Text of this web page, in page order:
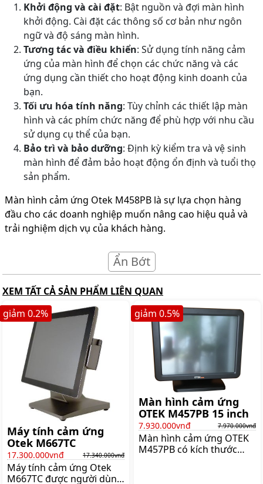
Khởi động và cài đặt: Bật nguồn và đợi màn hình
khởi động. Cài đặt các thông số cơ bản như ngôn
ngữ và độ sáng màn hình.
Tương tác và điều khiển: Sử dụng tính năng cảm
ứng của màn hình để chọn các chức năng và các
ứng dụng cần thiết cho hoạt động kinh doanh của
bạn.
Tối ưu hóa tính năng: Tùy chỉnh các thiết lập màn
hình và các phím chức năng để phù hợp với nhu cầu
sử dụng cụ thể của bạn.
Bảo trì và bảo dưỡng: Định kỳ kiểm tra và vệ sinh
màn hình để đảm bảo hoạt động ổn định và tuổi thọ
sản phẩm.
Màn hình cảm ứng Otek M458PB là sự lựa chọn hàng
đầu cho các doanh nghiệp muốn nâng cao hiệu quả và
trải nghiệm dịch vụ của khách hàng.
Ẩn Bớt
XEM TẤT CẢ SẢN PHẨM LIÊN QUAN
Máy tính cảm ứng
Otek M667TC
17.300.000vnđ 17.340.000vnđ
Máy tính cảm ứng Otek
M667TC được người dùng
giảm 0.2%
Màn hình cảm ứng
OTEK M457PB 15 inch
7.930.000vnđ 7.970.000vnđ
Màn hình cảm ứng OTEK
M457PB có kích thước
giảm 0.5%